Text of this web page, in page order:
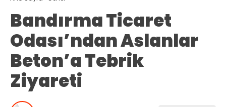
Bandırma Ticaret
Odası’ndan Aslanlar
Beton’a Tebrik
Ziyareti